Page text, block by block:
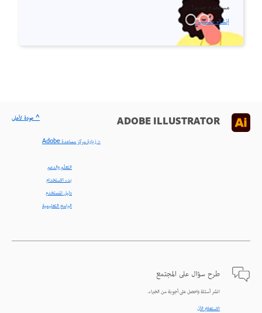
مستخدم جديد؟
إنشاء حساب ›
ADOBE ILLUSTRATOR
< زيارة مركز مساعدة Adobe
التعلّم والدعم
بدء الاستخدام
دليل المستخدم
البرامج التعليمية
طرح سؤال على المجتمع
انشر أسئلة واحصل على أجوبة من الخبراء.
الاستعلام الآن
^ عودة لأعلى